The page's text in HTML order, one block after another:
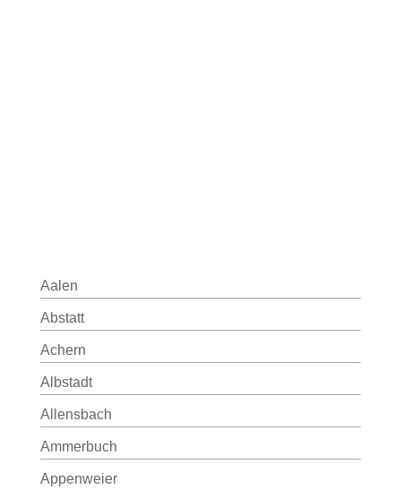
Aalen
Abstatt
Achern
Albstadt
Allensbach
Ammerbuch
Appenweier